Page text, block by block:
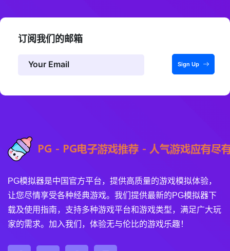
订阅我们的邮箱
Sign Up
PG模拟器是中国官方平台，提供高质量的游戏模拟体验，
让您尽情享受各种经典游戏。我们提供最新的PG模拟器下
载及使用指南，支持多种游戏平台和游戏类型，满足广大玩
家的需求。加入我们，体验无与伦比的游戏乐趣！